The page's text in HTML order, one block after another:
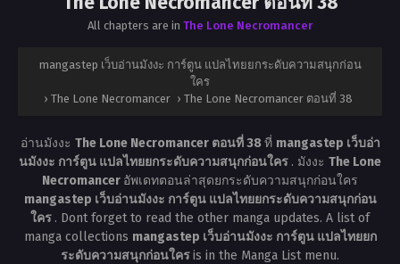
All chapters are in The Lone Necromancer
mangastep เว็บอ่านมังงะ การ์ตูน แปลไทยยกระดับความสนุกก่อน
ใคร
› The Lone Necromancer › The Lone Necromancer ตอนที่ 38
อ่านมังงะ The Lone Necromancer ตอนที่ 38ที่ mangastep เว็บอ่า
นมังงะ การ์ตูน แปลไทยยกระดับความสนุกก่อนใคร . มังงะ The Lone
Necromancer อัพเดทตอนล่าสุดยกระดับความสนุกก่อนใคร
mangastep เว็บอ่านมังงะ การ์ตูน แปลไทยยกระดับความสนุกก่อน
ใคร . Dont forget to read the other manga updates. A list of
manga collections mangastep เว็บอ่านมังงะ การ์ตูน แปลไทยยก
ระดับความสนุกก่อนใครis in the Manga List menu.